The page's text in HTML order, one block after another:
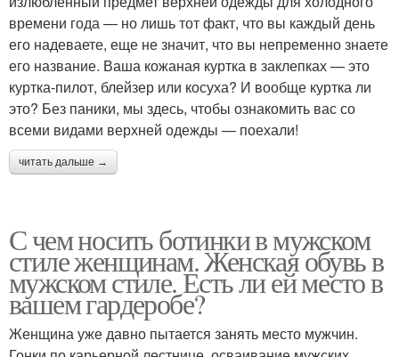
времени года — но лишь тот факт, что вы каждый день
его надеваете, еще не значит, что вы непременно знаете
его название. Ваша кожаная куртка в заклепках — это
куртка-пилот, блейзер или косуха? И вообще куртка ли
это? Без паники, мы здесь, чтобы ознакомить вас со
всеми видами верхней одежды — поехали!
читать дальше →
С чем носить ботинки в мужском
стиле женщинам. Женская обувь в
мужском стиле. Есть ли ей место в
вашем гардеробе?
Женщина уже давно пытается занять место мужчин.